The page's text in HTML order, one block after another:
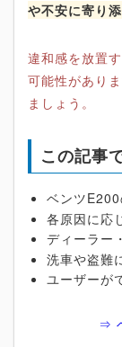
や不安に寄り
違和感を放置
可能性があり
ましょう。
この記事
ベンツ
各原因に応
ディーラー
洗車や盗難
ユーザーが
⇒